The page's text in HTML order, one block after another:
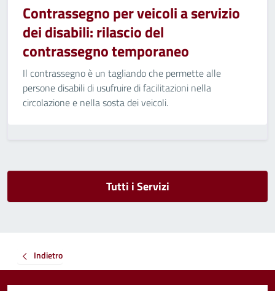
Contrassegno per veicoli a servizio
dei disabili: rilascio del
contrassegno temporaneo
Il contrassegno è un tagliando che permette alle
persone disabili di usufruire di facilitazioni nella
circolazione e nella sosta dei veicoli.
Tutti i Servizi
Indietro